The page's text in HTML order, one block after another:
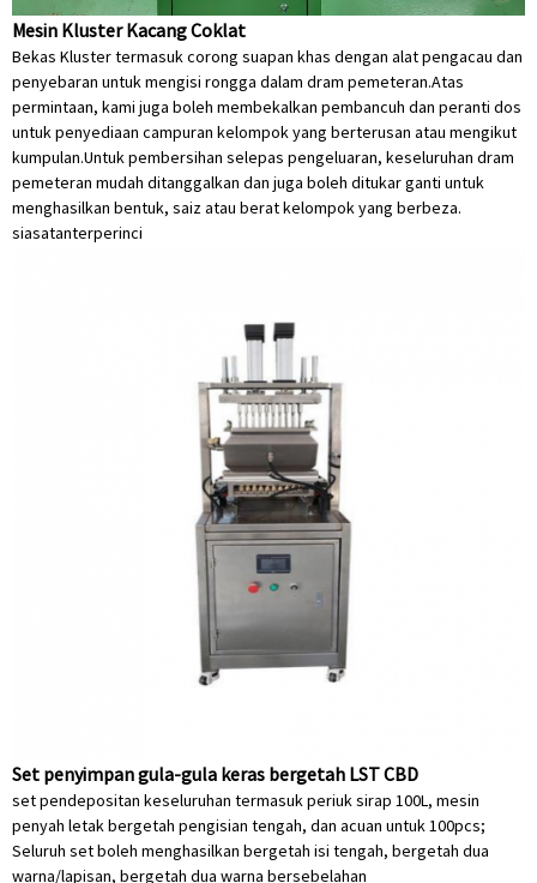
Mesin Kluster Kacang Coklat
Bekas Kluster termasuk corong suapan khas dengan alat pengacau dan
penyebaran untuk mengisi rongga dalam dram pemeteran.Atas
permintaan, kami juga boleh membekalkan pembancuh dan peranti dos
untuk penyediaan campuran kelompok yang berterusan atau mengikut
kumpulan.Untuk pembersihan selepas pengeluaran, keseluruhan dram
pemeteran mudah ditanggalkan dan juga boleh ditukar ganti untuk
menghasilkan bentuk, saiz atau berat kelompok yang berbeza.
siasatanterperinci
Set penyimpan gula-gula keras bergetah LST CBD
set pendepositan keseluruhan termasuk periuk sirap 100L, mesin
penyah letak bergetah pengisian tengah, dan acuan untuk 100pcs;
Seluruh set boleh menghasilkan bergetah isi tengah, bergetah dua
warna/lapisan, bergetah dua warna bersebelahan